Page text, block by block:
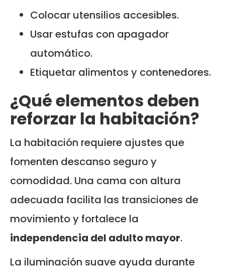
Colocar utensilios accesibles.
Usar estufas con apagador
automático.
Etiquetar alimentos y contenedores.
¿Qué elementos deben
reforzar la habitación?
La habitación requiere ajustes que
fomenten descanso seguro y
comodidad. Una cama con altura
adecuada facilita las transiciones de
movimiento y fortalece la
independencia del adulto mayor.
La iluminación suave ayuda durante